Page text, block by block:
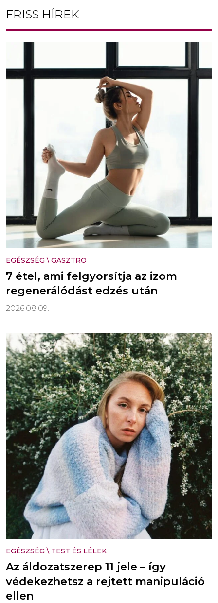
FRISS HÍREK
EGÉSZSÉG \ GASZTRO
7 étel, ami felgyorsítja az izom
regenerálódást edzés után
2026.08.09.
EGÉSZSÉG \ TEST ÉS LÉLEK
Az áldozatszerep 11 jele – így
védekezhetsz a rejtett manipuláció
ellen